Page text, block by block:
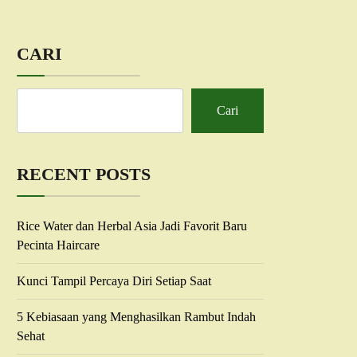
CARI
Cari
RECENT POSTS
Rice Water dan Herbal Asia Jadi Favorit Baru
Pecinta Haircare
Kunci Tampil Percaya Diri Setiap Saat
5 Kebiasaan yang Menghasilkan Rambut Indah
Sehat